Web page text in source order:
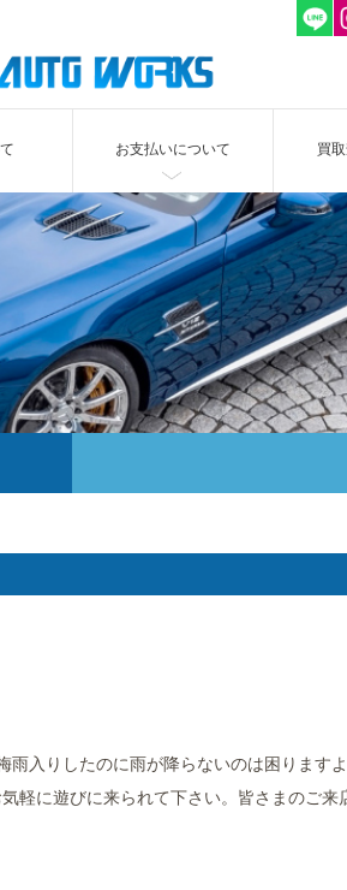
お支払いについて 買
入りしたのに雨が降らないのは困ります
軽に遊びに来られて下さい。皆さまのご来